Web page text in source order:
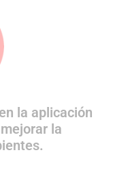
la aplicación
la